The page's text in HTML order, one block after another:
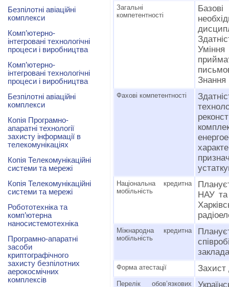
Загальні
компетентності
Знання
Фахові компетентності
Національна кредитна
мобільність
НАУ та
Міжнародна кредитна
мобільність
Форма атестації Захист
Перелік обов’язкових
Безпілотні авіаційні
комплекси
Комп’ютерно-
інтегровані технологічні
процеси і виробництва
Комп’ютерно-
інтегровані технологічні
процеси і виробництва
Безпілотні авіаційні
комплекси
Копія Програмно-
апаратні технології
захисту інформації в
телекомунікаціях
Копія Телекомунікаційні
системи та мережі
Копія Телекомунікаційні
системи та мережі
Робототехніка та
комп’ютерна
наносистемотехніка
Програмно-апаратні
засоби
криптографічного
захисту безпілотних
аерокосмічних
комплексів